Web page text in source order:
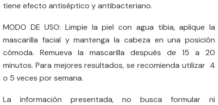
tiene efecto antiséptico y antibacteriano.
MODO DE USO: Limpie la piel con agua tibia, aplique la
mascarilla facial y mantenga la cabeza en una posición
cómoda. Remueva la mascarilla después de 15 a 20
minutos. Para mejores resultados, se recomienda utilizar 4
o 5 veces por semana.
La información presentada, no busca formular ni